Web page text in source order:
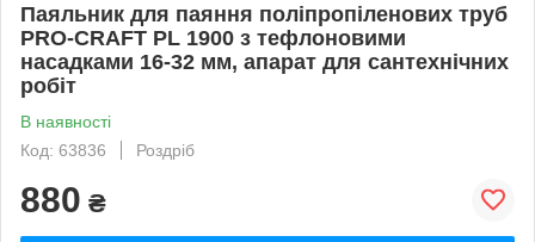
Паяльник для паяння поліпропіленових труб
PRO-CRAFT PL 1900 з тефлоновими
насадками 16-32 мм, апарат для сантехнічних
робіт
В наявності
Код: 63836
Роздріб
880 ₴